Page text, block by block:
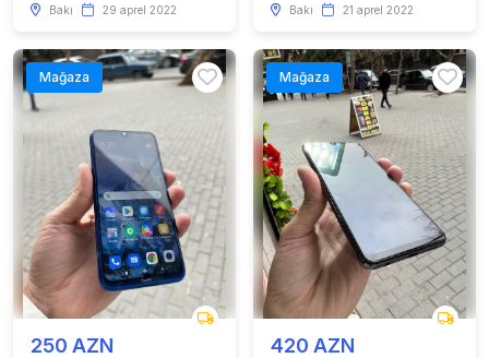
Bakı 29 aprel 2022 Bakı 21 aprel 2022
Mağaza
250 AZN
Mağaza
420 AZN